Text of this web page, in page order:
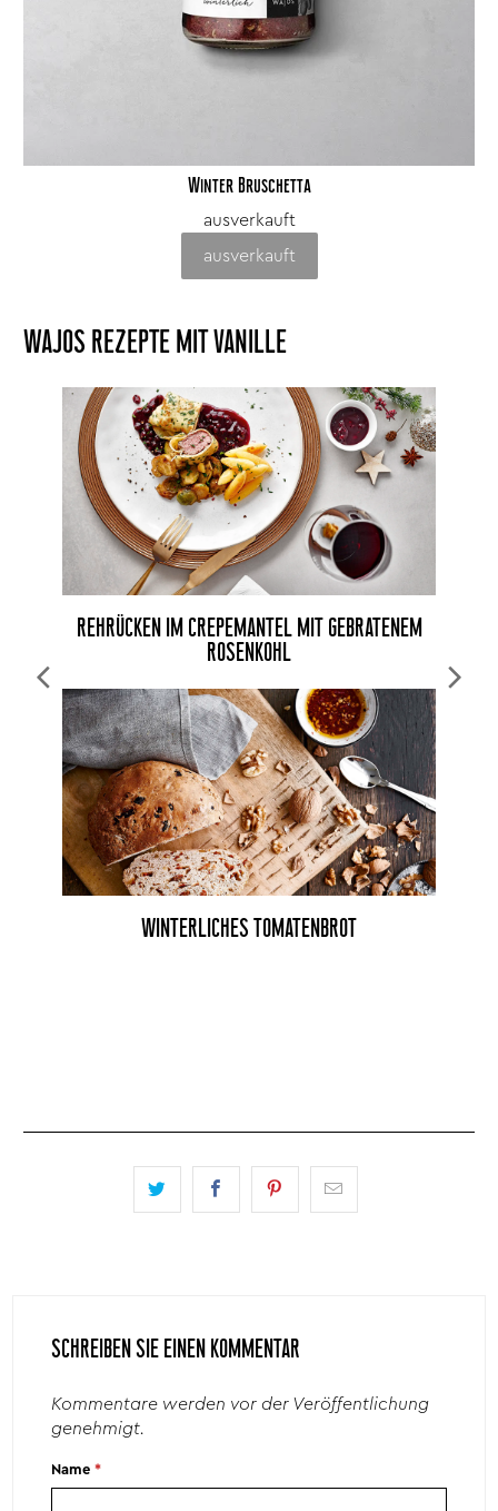
Winter Bruschetta
ausverkauft
ausverkauft
WAJOS REZEPTE MIT VANILLE
REHRÜCKEN IM CREPEMANTEL MIT GEBRATENEM
ROSENKOHL
WINTERLICHES TOMATENBROT
SCHREIBEN SIE EINEN KOMMENTAR
Kommentare werden vor der Veröffentlichung
genehmigt.
Name*